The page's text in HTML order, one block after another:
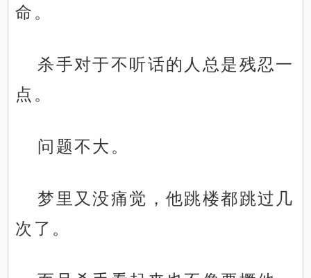
命。
杀手对于不听话的人总是残忍一
点。
问题不大。
梦里又没痛觉，他跳楼都跳过几
次了。